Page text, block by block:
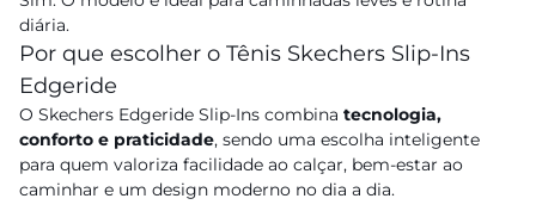
diária.
Por que escolher o Tênis Skechers Slip-Ins
Edgeride
O Skechers Edgeride Slip-Ins combina tecnologia,
conforto e praticidade, sendo uma escolha inteligente
para quem valoriza facilidade ao calçar, bem-estar ao
caminhar e um design moderno no dia a dia.